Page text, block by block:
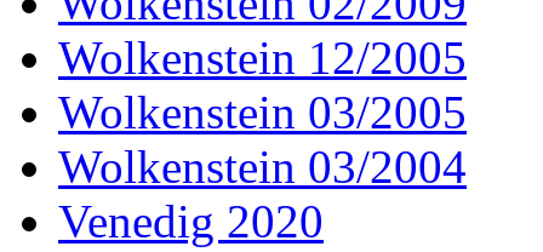
Wolkenstein 12/2005
Wolkenstein 03/2005
Wolkenstein 03/2004
Venedig 2020